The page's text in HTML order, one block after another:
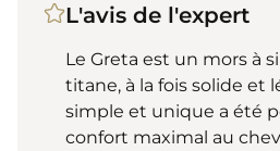
L'avis de l'expert
Le Greta est un mors à
titane, à la fois solide et
simple et unique a été
confort maximal au